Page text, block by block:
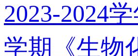
2023-2024
学期《生物